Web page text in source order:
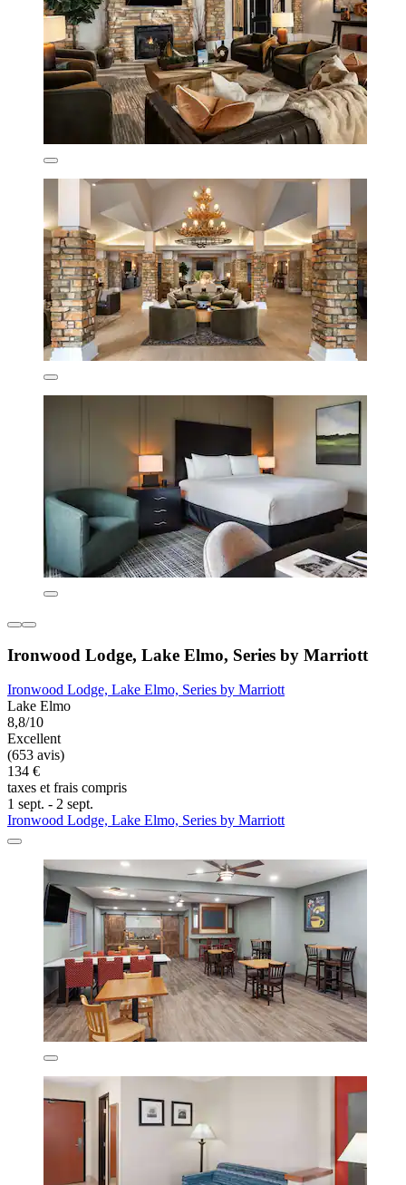
Ironwood Lodge, Lake Elmo, Series by Marriott
Ironwood Lodge, Lake Elmo, Series by Marriott
Lake Elmo
8,8/10
Excellent
(653 avis)
134 €
taxes et frais compris
1 sept. - 2 sept.
Ironwood Lodge, Lake Elmo, Series by Marriott